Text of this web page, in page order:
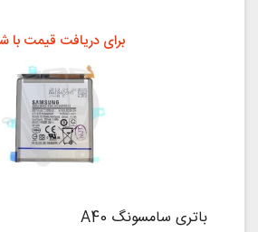
باتری سامسونگ A40
برای دریافت قیمت با